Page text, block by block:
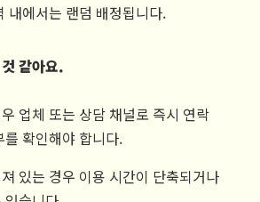
내에서는 랜덤 배정됩니다.
같아요.
업체 또는 상담 채널로 즉시 연락
확인해야 합니다.
있는 경우 이용 시간이 단축되거나